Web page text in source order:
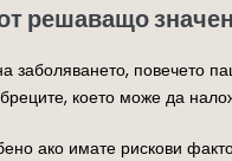
решаващо
повечето
което може да
ако имате рискови